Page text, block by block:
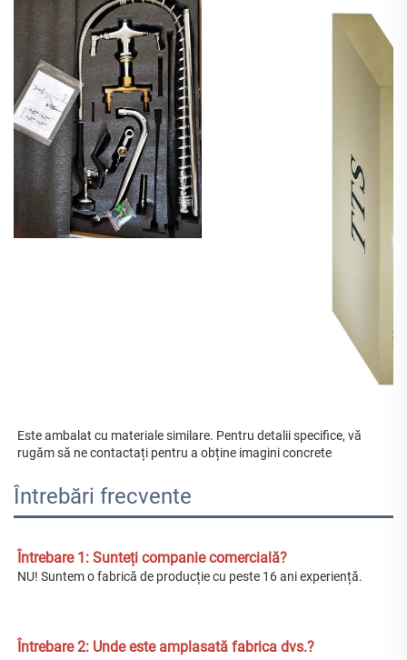
Este ambalat cu materiale similare. Pentru detalii specifice, vă
rugăm să ne contactați pentru a obține imagini concrete
Întrebări frecvente
Întrebare 1: Sunteți companie comercială?
NU! Suntem o fabrică de producție cu peste 16 ani experiență.
Întrebare 2: Unde este amplasată fabrica dvs.?